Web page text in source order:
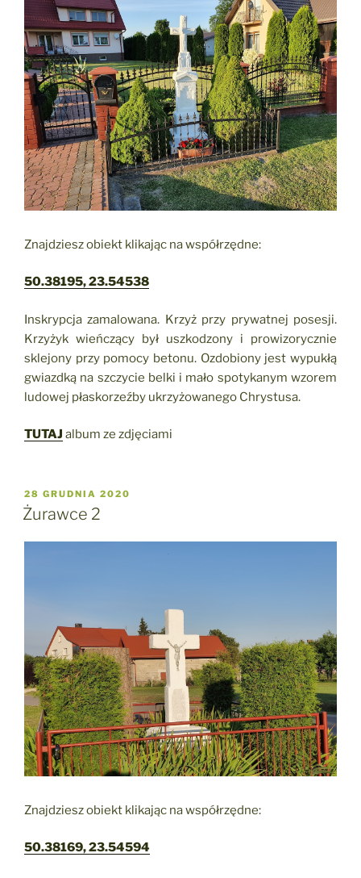
Znajdziesz obiekt klikając na współrzędne:
50.38195, 23.54538
Inskrypcja zamalowana. Krzyż przy prywatnej posesji.
Krzyżyk wieńczący był uszkodzony i prowizorycznie
sklejony przy pomocy betonu. Ozdobiony jest wypukłą
gwiazdką na szczycie belki i mało spotykanym wzorem
ludowej płaskorzeźby ukrzyżowanego Chrystusa.
TUTAJ album ze zdjęciami
OPUBLIKOWANE
W
28 GRUDNIA 2020
Żurawce 2
Znajdziesz obiekt klikając na współrzędne:
50.38169, 23.54594